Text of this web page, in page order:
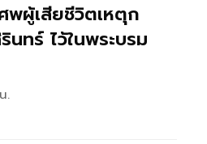
พผู้เสียชีวิตเหตุก
นทร์ ไว้ในพระบรม
.